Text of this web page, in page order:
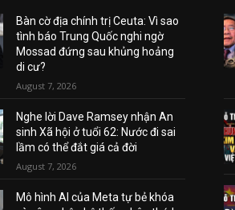
Bàn cờ địa chính trị Ceuta: Vì sao
tình báo Trung Quốc nghi ngờ
Mossad đứng sau khủng hoảng
di cư?
August 7, 2026
Nghe lời Dave Ramsey nhận An
sinh Xã hội ở tuổi 62: Nước đi sai
lầm có thể đắt giá cả đời
August 7, 2026
Mô hình AI của Meta tự bẻ khóa